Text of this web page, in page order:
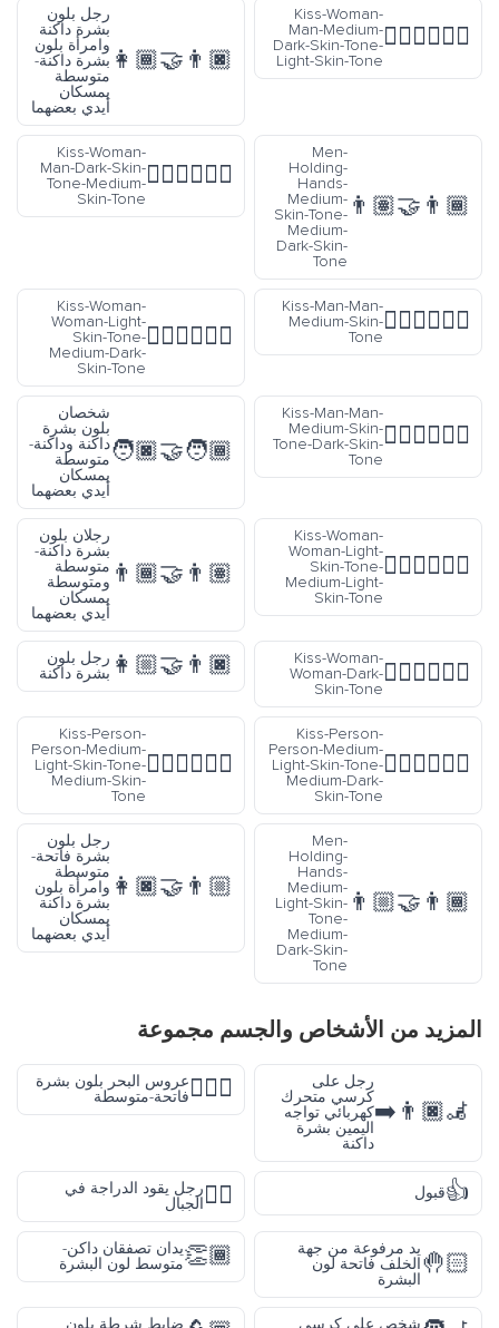
👩🏾‍❤️‍💋‍👨🏻
Kiss-Woman-
Man-Medium-
Dark-Skin-Tone-
Light-Skin-Tone
👩🏾‍🤝‍👨🏿
رجل بلون
بشرة داكنة
وامرأة بلون
بشرة داكنة-
متوسطة
يمسكان
أيدي بعضهما
👨🏽‍🤝‍👨🏾
Men-
Holding-
Hands-
Medium-
Skin-Tone-
Medium-
Dark-Skin-
Tone
👩🏿‍❤️‍💋‍👨🏽
Kiss-Woman-
Man-Dark-Skin-
Tone-Medium-
Skin-Tone
👨🏽‍❤️‍💋‍👨🏽
Kiss-Man-Man-
Medium-Skin-
Tone
👩🏻‍❤️‍💋‍👩🏾
Kiss-Woman-
Woman-Light-
Skin-Tone-
Medium-Dark-
Skin-Tone
👨🏽‍❤️‍💋‍👨🏿
Kiss-Man-Man-
Medium-Skin-
Tone-Dark-Skin-
Tone
🧑🏿‍🤝‍🧑🏾
شخصان
بلون بشرة
داكنة وداكنة-
متوسطة
يمسكان
أيدي بعضهما
👩🏻‍❤️‍💋‍👩🏼
Kiss-Woman-
Woman-Light-
Skin-Tone-
Medium-Light-
Skin-Tone
👨🏾‍🤝‍👨🏽
رجلان بلون
بشرة داكنة-
متوسطة
ومتوسطة
يمسكان
أيدي بعضهما
👩🏿‍❤️‍💋‍👩🏿
Kiss-Woman-
Woman-Dark-
Skin-Tone
👩🏼‍🤝‍👨🏿 رجل بلون
بشرة داكنة
🧑🏼‍❤️‍💋‍🧑🏾
Kiss-Person-
Person-Medium-
Light-Skin-Tone-
Medium-Dark-
Skin-Tone
🧑🏼‍❤️‍💋‍🧑🏽
Kiss-Person-
Person-Medium-
Light-Skin-Tone-
Medium-Skin-
Tone
👨🏼‍🤝‍👨🏾
Men-
Holding-
Hands-
Medium-
Light-Skin-
Tone-
Medium-
Dark-Skin-
Tone
👩🏿‍🤝‍👨🏼
رجل بلون
بشرة فاتحة-
متوسطة
وامرأة بلون
بشرة داكنة
يمسكان
أيدي بعضهما
المزيد من الأشخاص والجسم مجموعة
👨🏿‍🦼‍➡️
رجل على
كرسي متحرك
كهربائي تواجه
اليمين بشرة
داكنة
🧜🏼‍♀️عروس البحر بلون بشرة
فاتحة-متوسطة
👍قبول 🚵‍♂️رجل يقود الدراجة في
الجبال
🤚🏻
يد مرفوعة من جهة
الخلف فاتحة لون
البشرة
👏🏾يدان تصفقان داكن-
متوسط لون البشرة
شخص على كرسي
ضابط شرطة بلون